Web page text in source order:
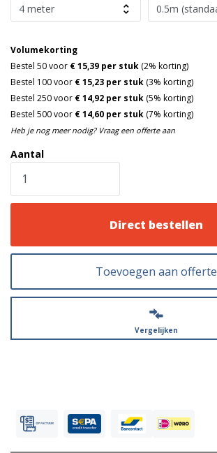
Aantal
Volumekorting
Bestel 50 voor € 15,39 per stuk (2% korting)
Bestel 100 voor € 15,23 per stuk (3% korting)
Bestel 250 voor € 14,92 per stuk (5% korting)
Bestel 500 voor € 14,60 per stuk (7% korting)
Heb je nog meer nodig? Vraag een offerte aan
Direct bestellen
Toevoegen aan offerte
Vergelijken